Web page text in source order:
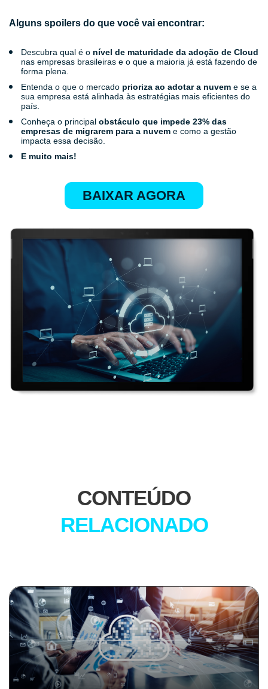
Alguns spoilers do que você vai encontrar:
Descubra qual é o nível de maturidade da adoção de Cloud
nas empresas brasileiras e o que a maioria já está fazendo de
forma plena.
Entenda o que o mercado prioriza ao adotar a nuvem e se a
sua empresa está alinhada às estratégias mais eficientes do
país.
Conheça o principal obstáculo que impede 23% das
empresas de migrarem para a nuvem e como a gestão
impacta essa decisão.
E muito mais!
BAIXAR AGORA
CONTEÚDO
RELACIONADO